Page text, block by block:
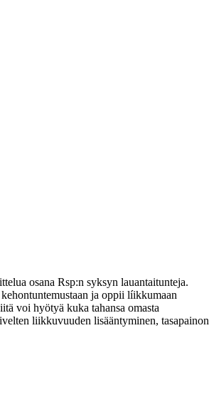
osana Rsp:n syksyn lauantaitunteja.
ja oppii líikkumaan
voi hyötyä kuka tahansa omasta
liikkuvuuden lisääntyminen, tasapainon